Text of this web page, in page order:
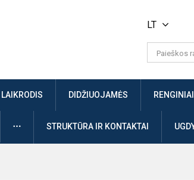
LT
DIDŽIUOJAMĖS RENGINIAI
DAUGIAUSTRUKTŪRA IR KONTAKTAI